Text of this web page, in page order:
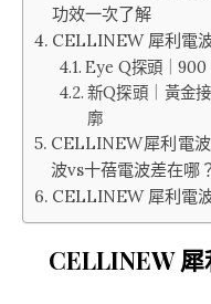
功效一次了解
CELLINEW 犀利電
Eye Q探頭｜900
新Q探頭｜黃金
廓
CELLINEW犀利電
波vs十蓓電波差在哪
CELLINEW 犀利電
CELLINEW